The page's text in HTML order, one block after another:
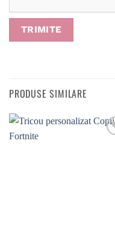
PRODUSE SIMILARE